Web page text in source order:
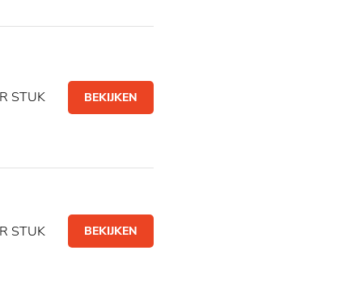
STUK BEKIJKEN
STUK BEKIJKEN